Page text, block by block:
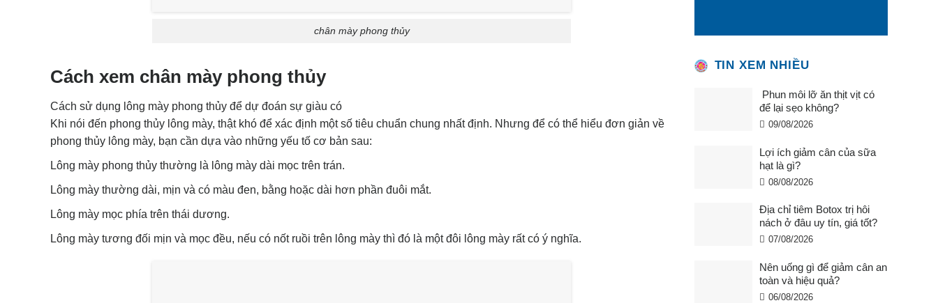
chân mày phong thủy
Cách xem chân mày phong thủy
Cách sử dụng lông mày phong thủy để dự đoán sự giàu có
Khi nói đến phong thủy lông mày, thật khó để xác định một số tiêu chuẩn chung nhất định. Nhưng để có thể hiểu đơn giản về
phong thủy lông mày, bạn cần dựa vào những yếu tố cơ bản sau:
Lông mày phong thủy thường là lông mày dài mọc trên trán.
Lông mày thường dài, mịn và có màu đen, bằng hoặc dài hơn phần đuôi mắt.
Lông mày mọc phía trên thái dương.
Lông mày tương đối mịn và mọc đều, nếu có nốt ruồi trên lông mày thì đó là một đôi lông mày rất có ý nghĩa.
TIN XEM NHIỀU
Phun môi lỡ ăn thịt vịt có
để lại sẹo không?
09/08/2026
Lợi ích giảm cân của sữa
hạt là gì?
08/08/2026
Địa chỉ tiêm Botox trị hôi
nách ở đâu uy tín, giá tốt?
07/08/2026
Nên uống gì để giảm cân an
toàn và hiệu quả?
06/08/2026